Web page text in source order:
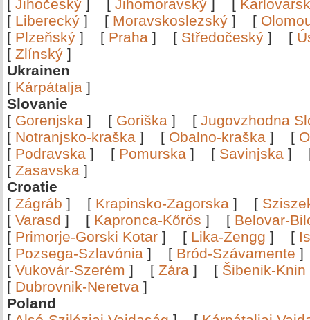
[ Jihočeský ] [ Jihomoravský ] [
[ Liberecký ] [ Moravskoslezský ] [
[ Plzeňský ] [ Praha ] [ Středočeský ] [
[ Zlínský ]
Ukrainen
[ Kárpátalja ]
Slovanie
[ Gorenjska ] [ Goriška ] [ Jugovzhodna
[ Notranjsko-kraška ] [ Obalno-kraška ] [
[ Podravska ] [ Pomurska ] [ Savinjska ]
[ Zasavska ]
Croatie
[ Zágráb ] [ Krapinsko-Zagorska ] [
[ Varasd ] [ Kapronca-Kőrös ] [ Belovar-
[ Primorje-Gorski Kotar ] [ Lika-Zengg ] [
[ Pozsega-Szlavónia ] [ Bród-Szávamente
[ Vukovár-Szerém ] [ Zára ] [ Šibenik-Knin
[ Dubrovnik-Neretva ]
Poland